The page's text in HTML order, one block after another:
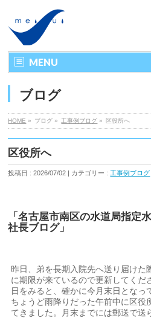
MENU
ブログ
HOME » ブログ » 工事例ブログ » 区役所へ
区役所へ
投稿日 : 2026/07/02 | カテゴリー : 工事例ブログ
「名古屋市南区の水道局指
社長ブログ」
昨日、弟を長期入院先へ送り届けた
に期限が来ているので更新してくだ
日をみると、確かに今月末日となっ
ちょうど雨降りだった午前中に区役
てきました。月末までには郵送で送